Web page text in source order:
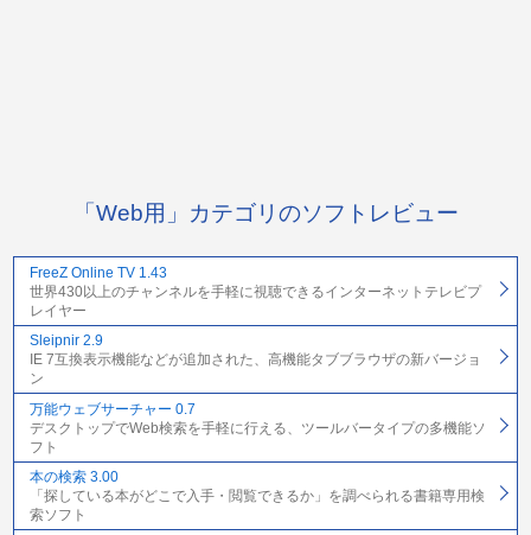
「Web用」カテゴリのソフトレビュー
FreeZ Online TV 1.43
世界430以上のチャンネルを手軽に視聴できるインターネットテレビプ
レイヤー
Sleipnir 2.9
IE 7互換表示機能などが追加された、高機能タブブラウザの新バージョ
ン
万能ウェブサーチャー 0.7
デスクトップでWeb検索を手軽に行える、ツールバータイプの多機能ソ
フト
本の検索 3.00
「探している本がどこで入手・閲覧できるか」を調べられる書籍専用検
索ソフト